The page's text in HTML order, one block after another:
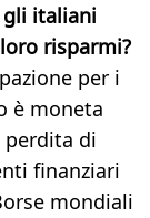
gli italiani
risparmi?
per i
è moneta
perdita di
finanziari
mondiali